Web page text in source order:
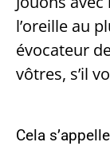
l’oreille au
évocateur
vôtres, s’il
Cela